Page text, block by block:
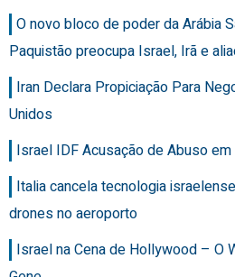
O novo bloco de poder da Arábia
Paquistão preocupa Israel, Irã e
Iran Declara Propiciação Para
Unidos
Israel IDF Acusação de Abuso em
Italia cancela tecnologia
drones no aeroporto
Israel na Cena de Hollywood – O